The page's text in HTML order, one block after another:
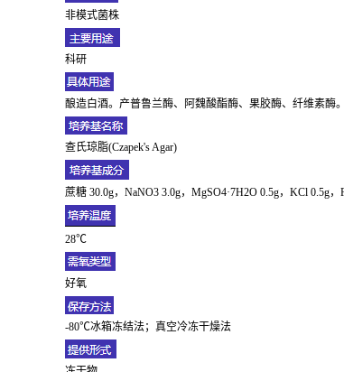
非模式菌株
科研
酿造白酒。产普鲁兰酶、阿魏酸酯酶、果胶酶、纤维素酶。
查氏琼脂(Czapek's Agar)
蔗糖 30.0g，NaNO3 3.0g，MgSO4·7H2O 0.5g，KCl 0.5g
28℃
好氧
-80℃冰箱冻结法；真空冷冻干燥法